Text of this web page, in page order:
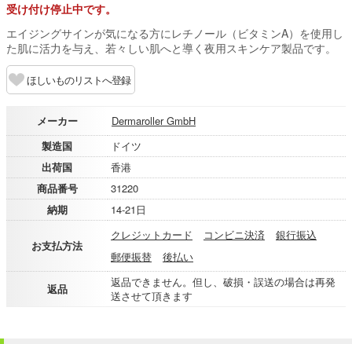
受け付け停止中です。
エイジングサインが気になる方にレチノール（ビタミンA）を使用し
た肌に活力を与え、若々しい肌へと導く夜用スキンケア製品です。
ほしいものリストへ登録
メーカー
Dermaroller GmbH
製造国
ドイツ
出荷国
香港
商品番号
31220
納期
14-21日
お支払方法
クレジットカード コンビニ決済
銀行振込
郵便振替
後払い
返品
返品できません。但し、破損・誤送の場合は再発
送させて頂きます